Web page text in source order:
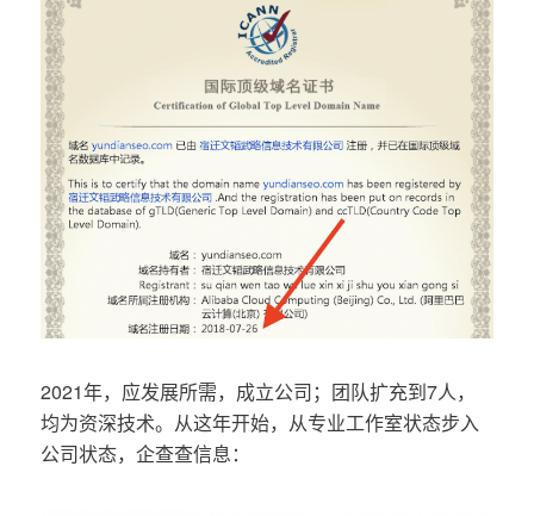
2021年，应发展所需，成立公司；团队扩充到7人，
均为资深技术。从这年开始，从专业工作室状态步入
公司状态，企查查信息：